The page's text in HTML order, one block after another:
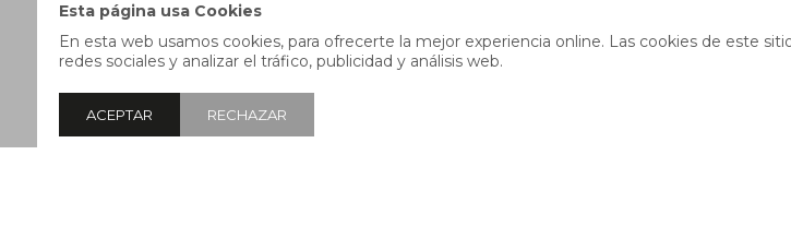
Esta página usa Cookies
En esta web usamos cookies, para ofrecerte la mejor experiencia online. Las cookies de este
redes sociales y analizar el tráfico, publicidad y análisis web.
ACEPTAR RECHAZAR
Lunes a jueves de 9:00 a 13:00 y
de 14:00 a 17:45, viernes de 9:30
a 13:00 y de 14:00 a 17:45.
Nuestras tiendas